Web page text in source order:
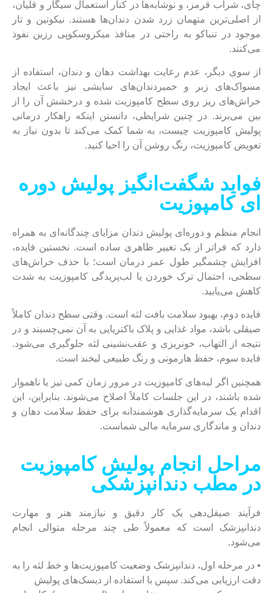
چای، شراب قرمز، و نوشابه‌ها در کنار استعمال سیگار و قلیان،
از اصلی‌ترین متهمان زرد شدن دندان‌ها هستند. نیکوتین و تار
موجود در تنباکو به راحتی در منافذ میکروسکوپی رزین نفوذ
می‌کنند.
از سوی دیگر، عدم رعایت بهداشت دهان و دندان، استفاده از
مسواک‌های زبر و خمیردندان‌های سایشی نیز باعث ایجاد
خراش‌های ریز روی سطح کامپوزیت شده و درخشش آن را از
بین می‌برند. در چنین شرایطی، دانستن اینکه راهکار درمانی
پولیش کامپوزیت چیست، به شما کمک می‌کند تا بدون نیاز به
تعویض کامپوزیت، رنگ روشن آن را احیا کنید.
فواید شگفت‌انگیز پولیش دوره
ای کامپوزیت
انجام منظم و دوره‌ای پولیش دندان مزایای چندگانه‌ای به همراه
دارد که فراتر از یک تغییر ظاهری ساده است. نخستین فایده،
افزایش چشمگیر طول عمر درمان است؛ با حذف خراش‌های
سطحی، احتمال ترک خوردن یا لب‌پریدگی کامپوزیت به شدت
کاهش می‌یابید.
فایده دوم، بهبود سلامت بافت لثه است. وقتی سطح دندان کاملاً
صیقلی باشد، مواد غذایی و پلاک باکتریایی به آن نمی‌چسبند و در
نتیجه از التهاب، خونریزی و عقب‌نشینی لثه جلوگیری می‌شود.
فایده سوم، حفظ هارمونی و رنگ طبیعی لبخند است.
همچنین اگر لبه‌های کامپوزیت در مرور زمان کمی تیز یا ناهموار
شده باشند، در این جلسات کاملاً اصلاح می‌شوند. بنابراین، این
اقدام یک سرمایه‌گذاری هوشمندانه برای حفظ سلامت دهان و
دندان و ماندگاری سرمایه مالی شماست.
مراحل انجام پولیش کامپوزیت
در مطب دندانپزشکی
فرآیند صیقل‌دهی یک کار دقیق و نیازمند هنر و مهارت
دندانپزشک است که معمولاً طی چند مرحله متوالی انجام
می‌شود.
• در مرحله اول، دندانپزشک وضعیت کامپوزیت‌ها و خط لثه را به
دقت ارزیابی می‌کند. سپس با استفاده از دیسک‌های پولیش